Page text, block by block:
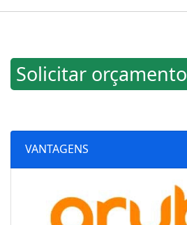
Solicitar orçamento
VANTAGENS